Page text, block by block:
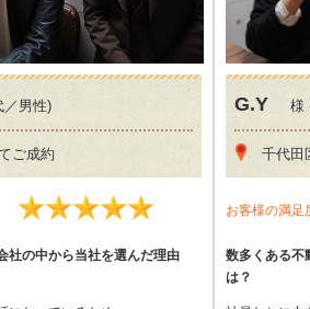
／男性)
ご成約
社の中から当社を選んだ理由
G.Y 様
千代田
お客様の満足
数多くある不
は？